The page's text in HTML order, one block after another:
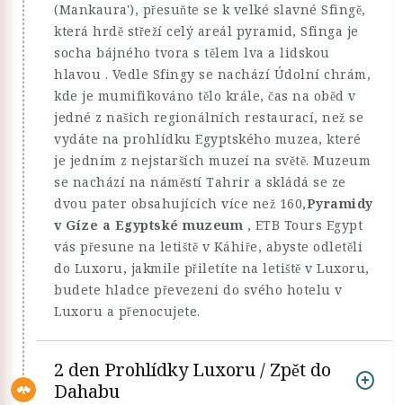
(Mankaura'), přesuňte se k velké slavné Sfingě,
která hrdě střeží celý areál pyramid, Sfinga je
socha bájného tvora s tělem lva a lidskou
hlavou . Vedle Sfingy se nachází Údolní chrám,
kde je mumifikováno tělo krále, čas na oběd v
jedné z našich regionálních restaurací, než se
vydáte na prohlídku Egyptského muzea, které
je jedním z nejstarších muzeí na světě. Muzeum
se nachází na náměstí Tahrir a skládá se ze
dvou pater obsahujících více než 160,Pyramidy
v Gíze a Egyptské muzeum , ETB Tours Egypt
vás přesune na letiště v Káhiře, abyste odletěli
do Luxoru, jakmile přiletíte na letiště v Luxoru,
budete hladce převezeni do svého hotelu v
Luxoru a přenocujete.
2 den Prohlídky Luxoru / Zpět do
Dahabu